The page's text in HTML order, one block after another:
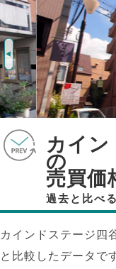
カイン
の
売買価
過去と比べ
カインドステージ四
と比較したデータで